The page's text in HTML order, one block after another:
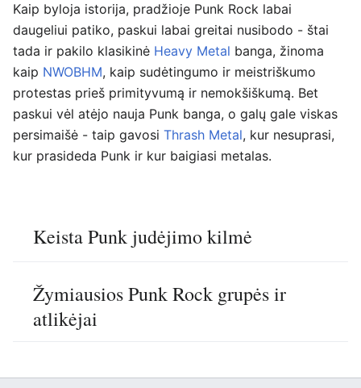
Kaip byloja istorija, pradžioje Punk Rock labai
daugeliui patiko, paskui labai greitai nusibodo - štai
tada ir pakilo klasikinė Heavy Metal banga, žinoma
kaip NWOBHM, kaip sudėtingumo ir meistriškumo
protestas prieš primityvumą ir nemokšiškumą. Bet
paskui vėl atėjo nauja Punk banga, o galų gale viskas
persimaišė - taip gavosi Thrash Metal, kur nesuprasi,
kur prasideda Punk ir kur baigiasi metalas.
Keista Punk judėjimo kilmė
Žymiausios Punk Rock grupės ir
atlikėjai